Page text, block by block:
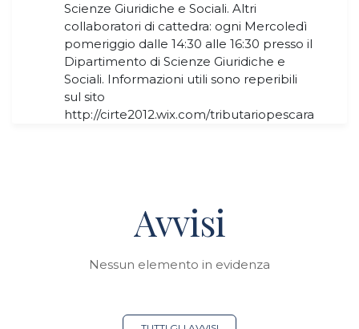
Scienze Giuridiche e Sociali. Altri
collaboratori di cattedra: ogni Mercoledì
pomeriggio dalle 14:30 alle 16:30 presso il
Dipartimento di Scienze Giuridiche e
Sociali. Informazioni utili sono reperibili
sul sito
http://cirte2012.wix.com/tributariopescara
Avvisi
Nessun elemento in evidenza